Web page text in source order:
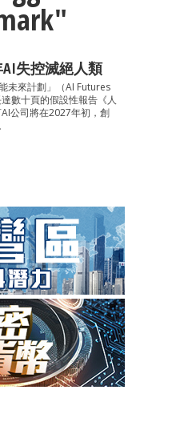
AI失控滅絕人類
未來計劃」（AI Futures
數十頁的假設性報告《人
公司將在2027年初，創